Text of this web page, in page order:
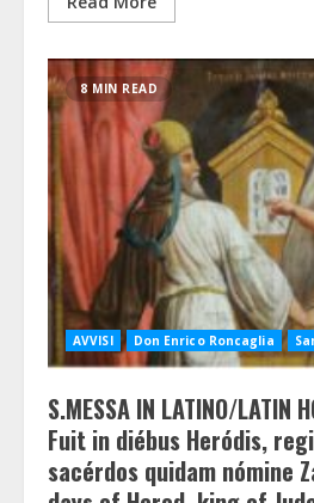
8 MIN READ
AVVISI Don Enrico Roncaglia
S.MESSA IN LATINO/LATIN
Fuit in diébus Heródis,
sacérdos quidam nómine